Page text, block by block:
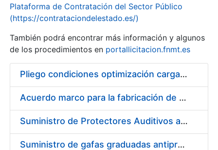
Erakutsi/Ezkutatu
Plataforma de Contratación del Sector Público
(https://contrataciondelestado.es/)
También podrá encontrar más información y algunos
de los procedimientos en portallicitacion.fnmt.es
Pliego condiciones optimización cargas compras firmado
Acuerdo marco para la fabricación de piezas
Suministro de Protectores Auditivos a medida para las personas trabajadoras de los Centros de Trabajo de Madrid y Burgos
Suministro de gafas graduadas antiproyecciones para los trabajadores de la FNMT-RCM en los centros de trabajo de Madrid y Burgos